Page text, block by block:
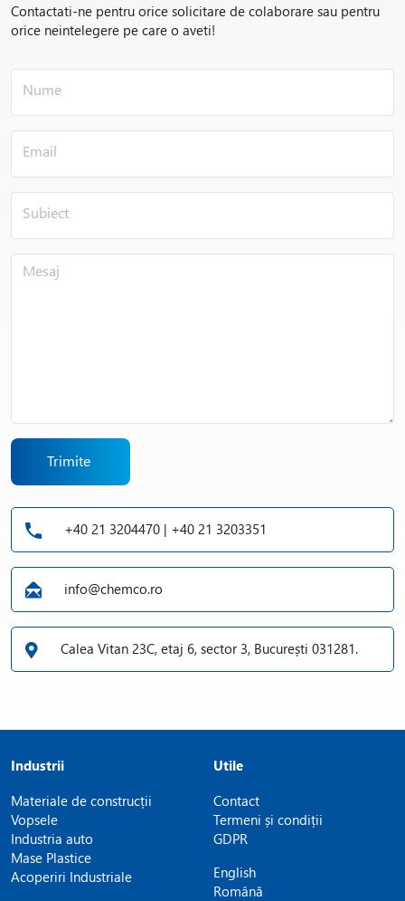
Contactati-ne pentru orice solicitare de colaborare sau pentru
orice neintelegere pe care o aveti!
Trimite
+40 21 3204470 | +40 21 3203351
info@chemco.ro
Calea Vitan 23C, etaj 6, sector 3, București 031281.
Industrii
Materiale de construcții
Vopsele
Industria auto
Mase Plastice
Acoperiri Industriale
Utile
Contact
Termeni și condiții
GDPR
English
Română